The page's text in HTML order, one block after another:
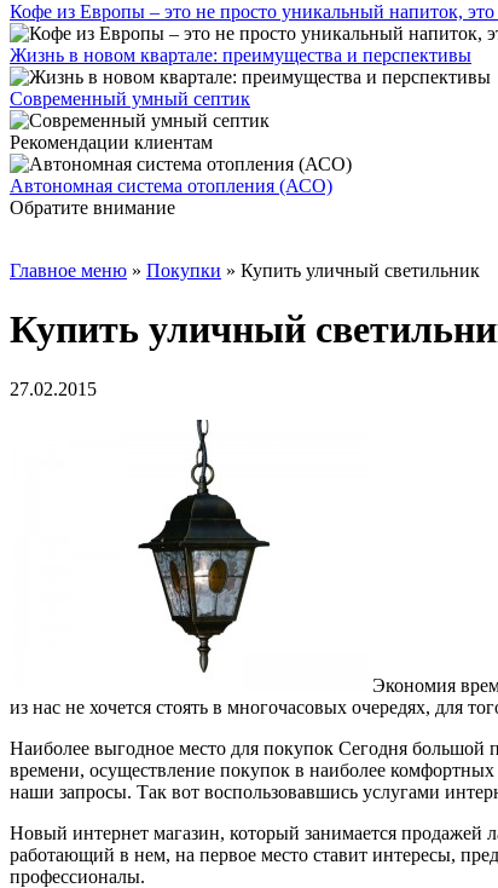
Кофе из Европы – это не просто уникальный напиток,
Жизнь в новом квартале: преимущества и перспективы
Современный умный септик
Рекомендации клиентам
Автономная система отопления (АСО)
Обратите внимание
Главное меню » Покупки » Купить уличный светильник
Купить уличный
27.02.2015
Экономия
из нас не хочется стоять в многочасовых очередях, для
Наиболее выгодное место для покупок Сегодня большой
времени, осуществление покупок в наиболее комфортных
наши запросы. Так вот воспользовавшись услугами
Новый интернет магазин, который занимается продажей
работающий в нем, на первое место ставит интересы,
профессионалы.